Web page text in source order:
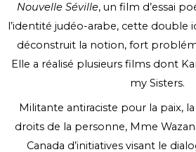
Nouvelle Séville, un film d’essai
l’identité judéo-arabe, cette double
déconstruit la notion, fort
Elle a réalisé plusieurs films dont
my Sisters.
Militante antiraciste pour la paix,
droits de la personne, Mme
Canada d’initiatives visant le